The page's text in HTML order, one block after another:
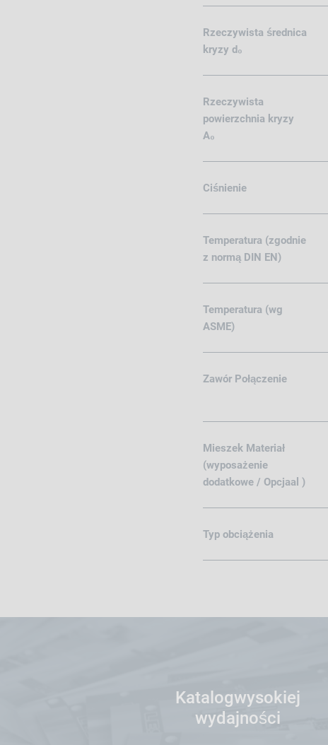
Rzeczywista średnica
kryzy d₀
Rzeczywista
powierzchnia kryzy
A₀
Ciśnienie
Temperatura (zgodnie
z normą DIN EN)
Temperatura (wg
ASME)
Zawór Połączenie
Mieszek Materiał
(wyposażenie
dodatkowe / Opcjaal )
Typ obciążenia
Katalogwysokiej
wydajności